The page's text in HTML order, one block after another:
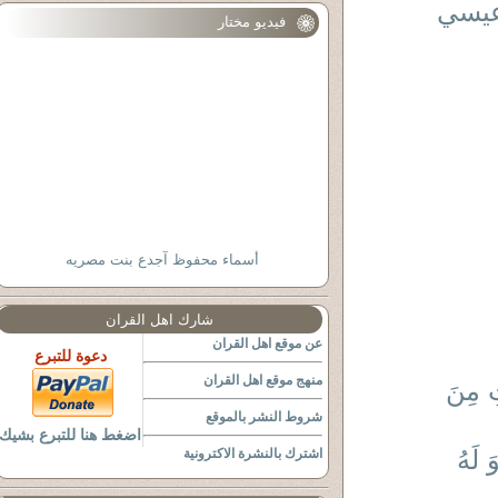
مِنَ
لَهُ
فيديو مختار
أسماء محفوظ آجدع بنت مصريه
شارك اهل القران
عن موقع اهل القران
منهج موقع اهل القران
شروط النشر بالموقع
اشترك بالنشرة الاكترونية
دعوة للتبرع
اضغط هنا للتبرع بشيك